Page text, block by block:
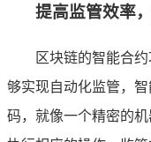
提高监管效率
区块链的智能合
够实现自动化监管，
码，就像一个精密的